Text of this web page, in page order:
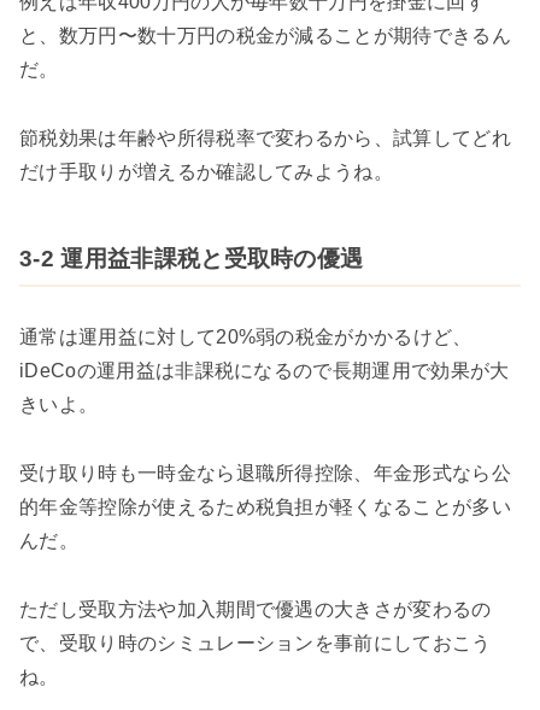
と、数万円〜数十万円の税金が減ることが期待できるん
だ。
節税効果は年齢や所得税率で変わるから、試算してどれ
だけ手取りが増えるか確認してみようね。
3-2 運用益非課税と受取時の優遇
通常は運用益に対して20%弱の税金がかかるけど、
iDeCoの運用益は非課税になるので長期運用で効果が大
きいよ。
受け取り時も一時金なら退職所得控除、年金形式なら公
的年金等控除が使えるため税負担が軽くなることが多い
んだ。
ただし受取方法や加入期間で優遇の大きさが変わるの
で、受取り時のシミュレーションを事前にしておこう
ね。